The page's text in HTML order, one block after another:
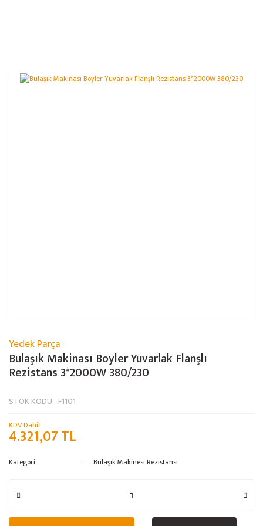
Yedek Parça
Bulaşık Makinası Boyler Yuvarlak Flanşlı
Rezistans 3*2000W 380/230
STOK KODU F1101
KDV Dahil
4.321,07 TL
Kategori Bulaşık Makinesi Rezistansı